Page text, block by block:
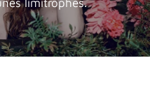
limitrophes.